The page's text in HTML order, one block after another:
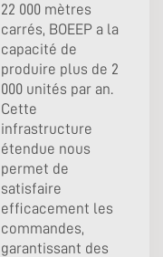
22 000 mètres
carrés, BOEEP a la
capacité de
produire plus de 2
000 unités par an.
Cette
infrastructure
étendue nous
permet de
satisfaire
efficacement les
commandes,
garantissant des